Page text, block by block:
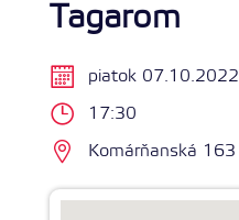
Tagarom
piatok 07.10.2022
17:30
Komárňanská 163